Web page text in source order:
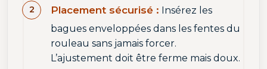
Placement sécurisé : Insérez les
bagues enveloppées dans les fentes du
rouleau sans jamais forcer.
L’ajustement doit être ferme mais doux.